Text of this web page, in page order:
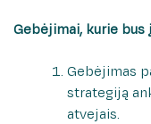
Gebėjimai, kurie
Gebėjimas
strategiją
atvejais.